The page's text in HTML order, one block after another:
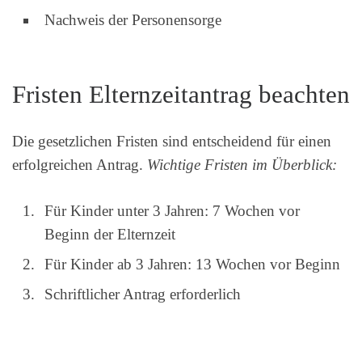
Nachweis der Personensorge
Fristen Elternzeitantrag beachten
Die gesetzlichen Fristen sind entscheidend für einen
erfolgreichen Antrag. Wichtige Fristen im Überblick:
Für Kinder unter 3 Jahren: 7 Wochen vor
Beginn der Elternzeit
Für Kinder ab 3 Jahren: 13 Wochen vor Beginn
Schriftlicher Antrag erforderlich